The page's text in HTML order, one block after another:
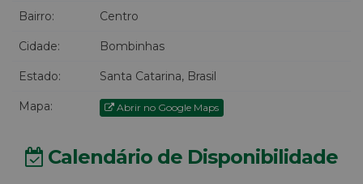
Bairro: Centro
Cidade: Bombinhas
Estado: Santa Catarina, Brasil
Mapa: Abrir no Google Maps
Calendário de Disponibilidade